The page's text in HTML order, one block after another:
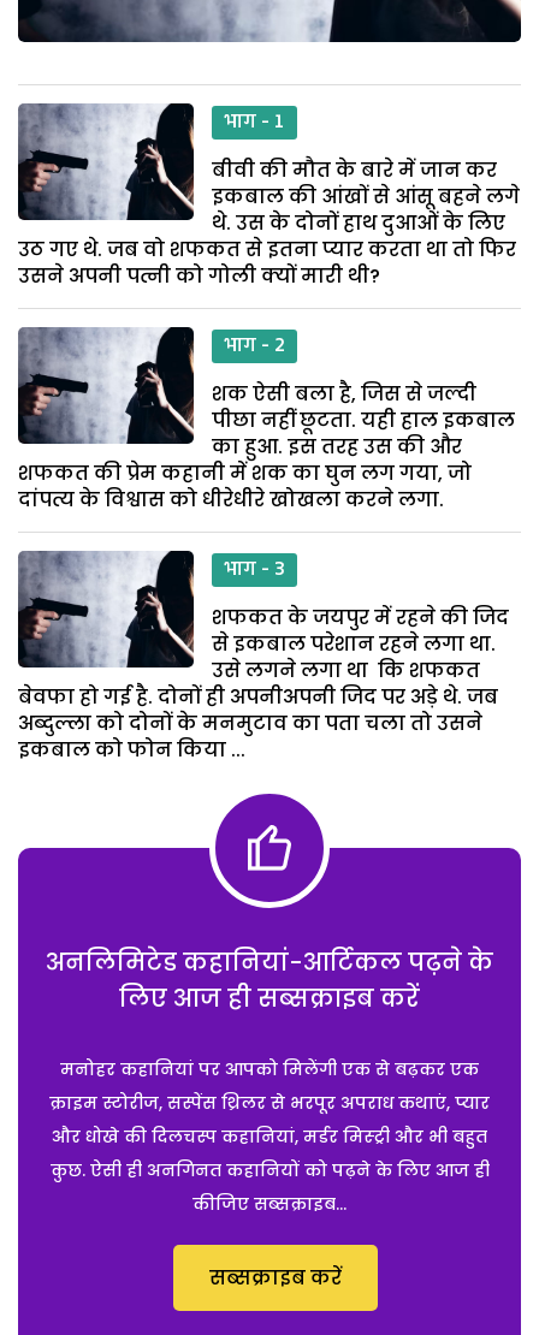
भाग - 1
बीवी की मौत के बारे में जान कर
इकबाल की आंखों से आंसू बहने लगे
थे. उस के दोनों हाथ दुआओं के लिए
उठ गए थे. जब वो शफकत से इतना प्यार करता था तो फिर
उसने अपनी पत्नी को गोली क्यों मारी थी?
भाग - 2
शक ऐसी बला है, जिस से जल्दी
पीछा नहीं छूटता. यही हाल इकबाल
का हुआ. इस तरह उस की और
शफकत की प्रेम कहानी में शक का घुन लग गया, जो
दांपत्य के विश्वास को धीरेधीरे खोखला करने लगा.
भाग - 3
शफकत के जयपुर में रहने की जिद
से इकबाल परेशान रहने लगा था.
उसे लगने लगा था कि शफकत
बेवफा हो गई है. दोनों ही अपनीअपनी जिद पर अड़े थे. जब
अब्दुल्ला को दोनों के मनमुटाव का पता चला तो उसने
इकबाल को फोन किया ...
अनलिमिटेड कहानियां-आर्टिकल पढ़ने के
लिए आज ही सब्सक्राइब करें
मनोहर कहानियां पर आपको मिलेंगी एक से बढ़कर एक
क्राइम स्टोरीज, सस्पेंस थ्रिलर से भरपूर अपराध कथाएं, प्यार
और धोखे की दिलचस्प कहानियां, मर्डर मिस्ट्री और भी बहुत
कुछ. ऐसी ही अनगिनत कहानियों को पढ़ने के लिए आज ही
कीजिए सब्सक्राइब...
सब्सक्राइब करें